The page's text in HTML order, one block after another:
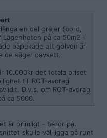
en del grejer (bord,
på ca 50m2 i
påpekade att golven är
de säger oavsett.
10.000kr det totala priset
till ROT-avdrag
D.v.s. om ROT-avdrag
ca 5000.
är orimligt - beror på.
skulle väl ligga på runt